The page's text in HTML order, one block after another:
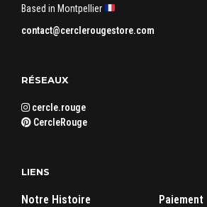
Based in Montpellier
contact@cerclerougestore.com
RÉSEAUX
cercle.rouge
CercleRouge
LIENS
Notre Histoire
Paiement